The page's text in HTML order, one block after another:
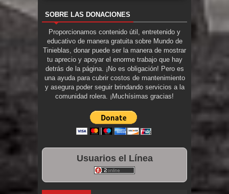
SOBRE LAS DONACIONES
Proporcionamos contenido útil, entretenido y
educativo de manera gratuita sobre Mundo de
Tinieblas, donar puede ser la manera de mostrar
tu aprecio y apoyar el enorme trabajo que hay
detrás de la página. ¡No es obligación! Pero es
una ayuda para cubrir costos de mantenimiento
y asegura poder seguir brindando servicios a la
comunidad rolera. ¡Muchísimas gracias!
Usuarios el Línea